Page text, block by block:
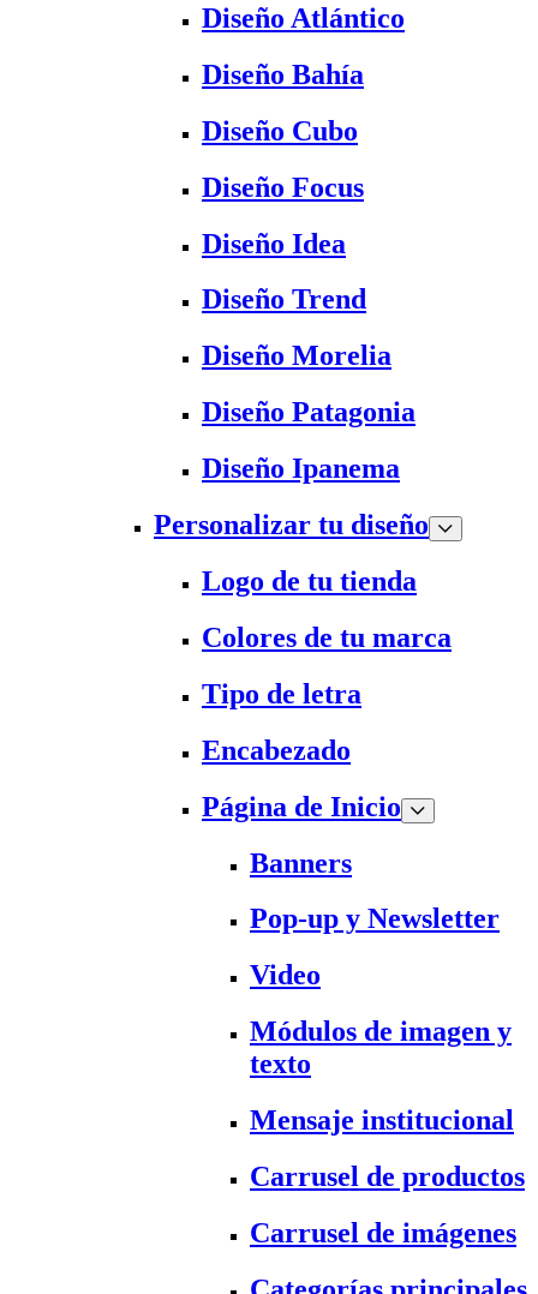
Diseño Atlántico
Diseño Bahía
Diseño Cubo
Diseño Focus
Diseño Idea
Diseño Trend
Diseño Morelia
Diseño Patagonia
Diseño Ipanema
Personalizar tu diseño
Logo de tu tienda
Colores de tu marca
Tipo de letra
Encabezado
Página de Inicio
Banners
Pop-up y Newsletter
Video
Módulos de imagen y
texto
Mensaje institucional
Carrusel de productos
Carrusel de imágenes